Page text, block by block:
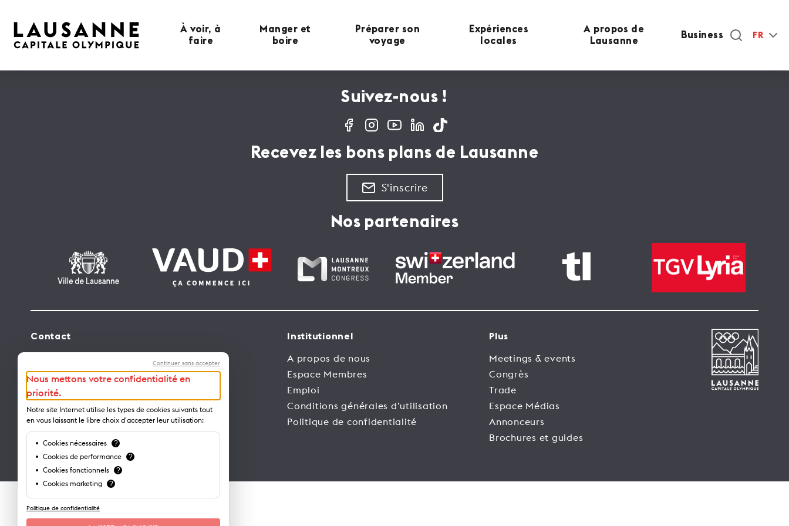
À voir, à
faire
Manger et
boire
Préparer son
voyage
Expériences
locales
A propos de
Lausanne
Business FR
Suivez-nous !
Recevez les bons plans de Lausanne
S'inscrire
Nos partenaires
Contact
Avenue de Rhodanie 2 – CP 975
1001 Lausanne – Suisse
info@lausanne-tourisme.ch
+41 21 613 73 73
Où nous trouver ?
Institutionnel
A propos de nous
Espace Membres
Emploi
Conditions générales d’utilisation
Politique de confidentialité
Plus
Meetings & events
Congrès
Trade
Espace Médias
Annonceurs
Brochures et guides
Continuer sans accepter
Nous mettons votre confidentialité en
priorité.
Notre site Internet utilise les types de cookies suivants tout
en vous laissant le libre choix d'accepter leur utilisation:
Cookies nécessaires ?
Cookies de performance ?
Cookies fonctionnels ?
Cookies marketing ?
Politique de confidentialité